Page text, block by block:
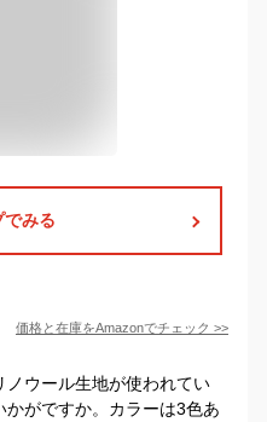
でみる
価格と在庫をAmazonでチェック >>
ウール生地が使われてい
がですか。カラーは3色あ